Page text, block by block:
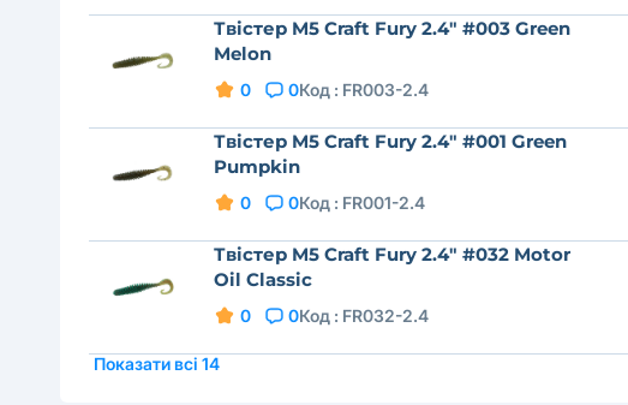
Твістер M5 Craft Fury 2.4" #003 Green
Melon
0 0Код : FR003-2.4
Твістер M5 Craft Fury 2.4" #001 Green
Pumpkin
0 0Код : FR001-2.4
Твістер M5 Craft Fury 2.4" #032 Motor
Oil Classic
0 0Код : FR032-2.4
Показати всі 14